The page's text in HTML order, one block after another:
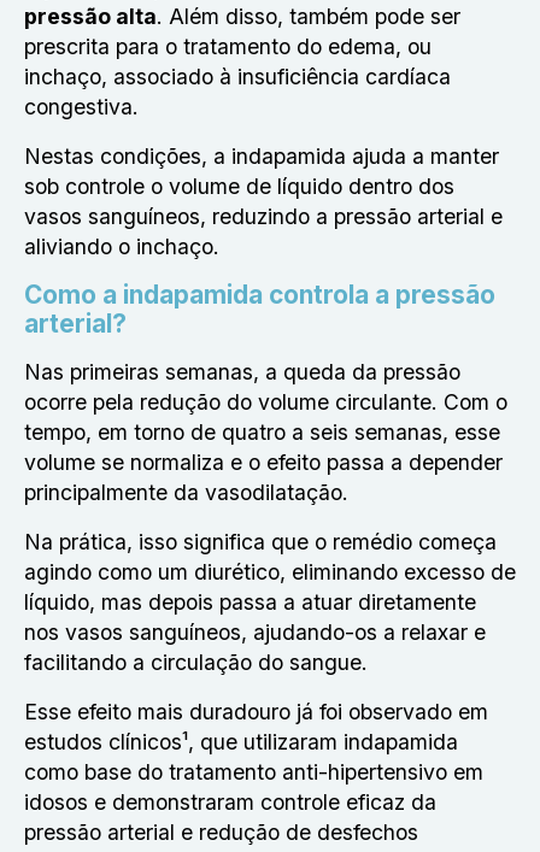
pressão alta. Além disso, também pode ser
prescrita para o tratamento do edema, ou
inchaço, associado à insuficiência cardíaca
congestiva.
Nestas condições, a indapamida ajuda a manter
sob controle o volume de líquido dentro dos
vasos sanguíneos, reduzindo a pressão arterial e
aliviando o inchaço.
Como a indapamida controla a pressão
arterial?
Nas primeiras semanas, a queda da pressão
ocorre pela redução do volume circulante. Com o
tempo, em torno de quatro a seis semanas, esse
volume se normaliza e o efeito passa a depender
principalmente da vasodilatação.
Na prática, isso significa que o remédio começa
agindo como um diurético, eliminando excesso de
líquido, mas depois passa a atuar diretamente
nos vasos sanguíneos, ajudando-os a relaxar e
facilitando a circulação do sangue.
Esse efeito mais duradouro já foi observado em
estudos clínicos¹, que utilizaram indapamida
como base do tratamento anti-hipertensivo em
idosos e demonstraram controle eficaz da
pressão arterial e redução de desfechos